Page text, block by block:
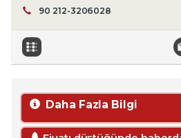
90 212-3206028
Daha Fazla Bilgi